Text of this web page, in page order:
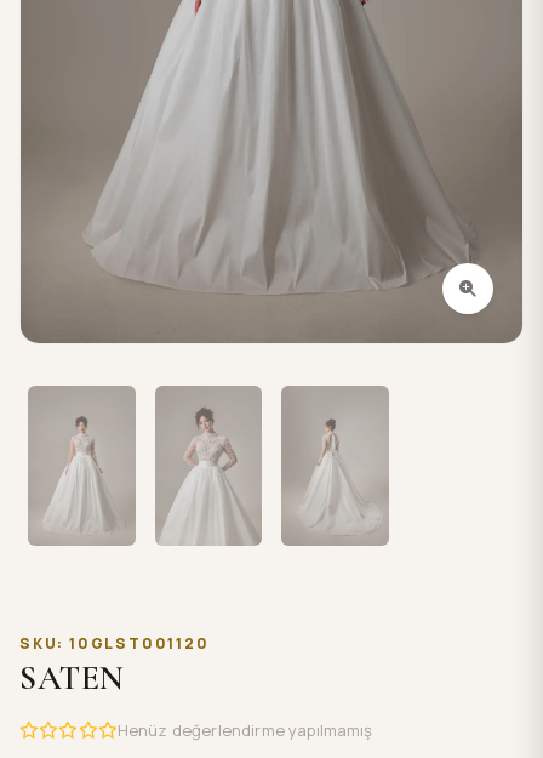
SKU: 10GLST001120
SATEN
Henüz değerlendirme yapılmamış